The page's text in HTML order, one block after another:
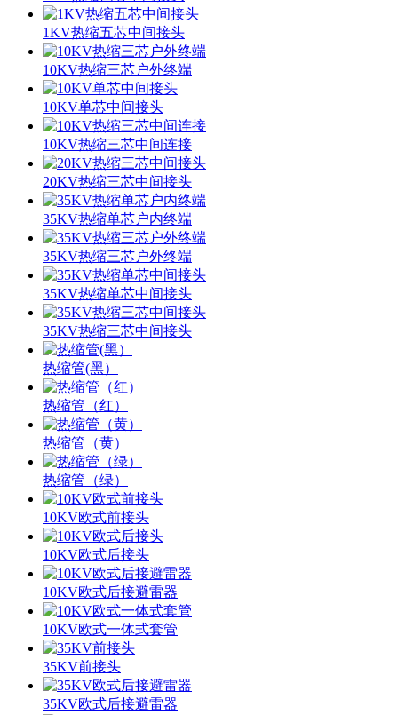
1KV热缩五芯中间接头
10KV热缩三芯户外终端
10KV单芯中间接头
10KV热缩三芯中间连接
20KV热缩三芯中间接头
35KV热缩单芯户内终端
35KV热缩三芯户外终端
35KV热缩单芯中间接头
35KV热缩三芯中间接头
热缩管(黑）
热缩管（红）
热缩管（黄）
热缩管（绿）
10KV欧式前接头
10KV欧式后接头
10KV欧式后接避雷器
10KV欧式一体式套管
35KV前接头
35KV欧式后接避雷器